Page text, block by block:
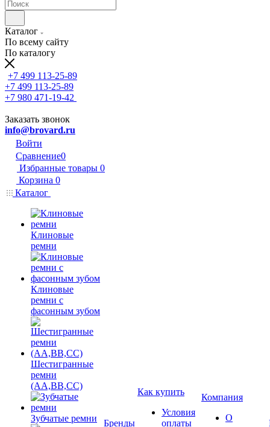
Каталог
По всему сайту
По каталогу
+7 499 113-25-89
+7 499 113-25-89
+7 980 471-19-42
Заказать звонок
info@brovard.ru
Войти
Сравнение0
Избранные товары 0
Корзина 0
Каталог
Клиновые
ремни
Клиновые
ремни с
фасонным зубом
Шестигранные
ремни
(AA,BB,CC)
Зубчатые ремни Бренды
Как купить
Условия
оплаты
Компания
О